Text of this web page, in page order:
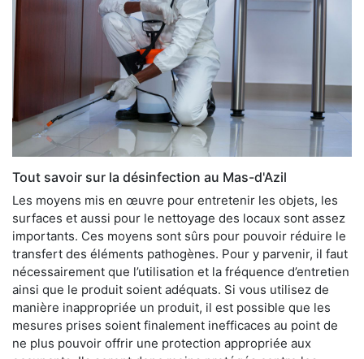
Tout savoir sur la désinfection au Mas-d'Azil
Les moyens mis en œuvre pour entretenir les objets, les
surfaces et aussi pour le nettoyage des locaux sont assez
importants. Ces moyens sont sûrs pour pouvoir réduire le
transfert des éléments pathogènes. Pour y parvenir, il faut
nécessairement que l’utilisation et la fréquence d’entretien
ainsi que le produit soient adéquats. Si vous utilisez de
manière inappropriée un produit, il est possible que les
mesures prises soient finalement inefficaces au point de
ne plus pouvoir offrir une protection appropriée aux